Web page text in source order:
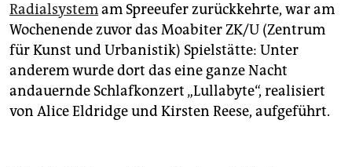
Radialsystemam Spreeufer zurückkehrte, war am
Wochenende zuvor das Moabiter ZK/U (Zentrum
für Kunst und Urbanistik) Spielstätte: Unter
anderem wurde dort das eine ganze Nacht
andauernde Schlafkonzert „Lullabyte“, realisiert
von Alice Eldridge und Kirsten Reese, aufgeführt.